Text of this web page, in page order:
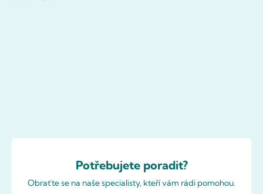
Potřebujete poradit?
Obraťte se na naše specialisty, kteří vám rádi pomohou.